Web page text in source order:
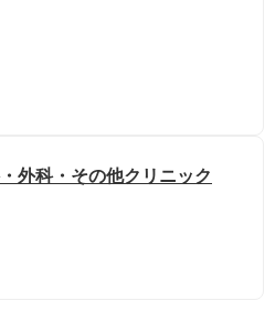
外科・その他クリニック